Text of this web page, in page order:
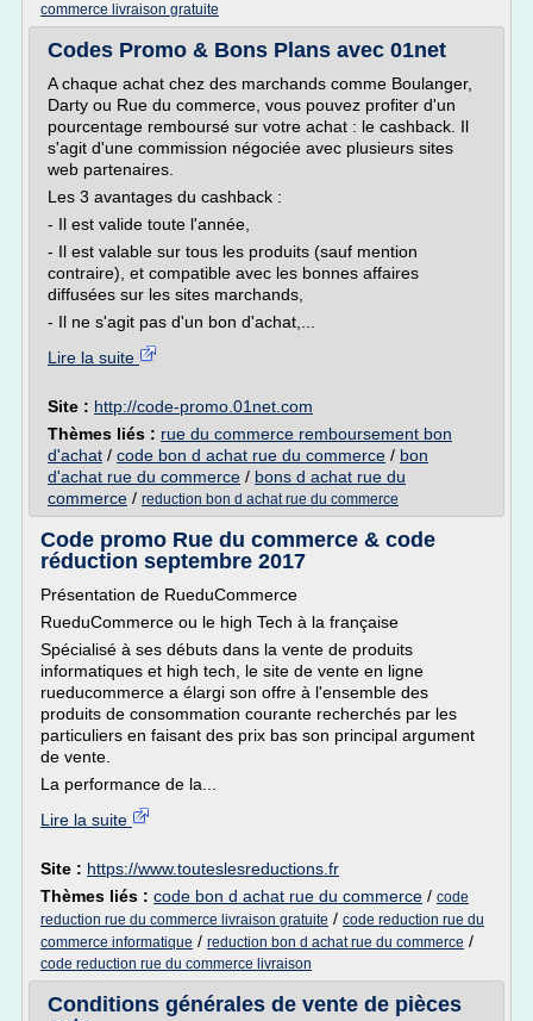
commerce livraison gratuite
Codes Promo & Bons Plans avec 01net
A chaque achat chez des marchands comme Boulanger,
Darty ou Rue du commerce, vous pouvez profiter d'un
pourcentage remboursé sur votre achat : le cashback. Il
s'agit d'une commission négociée avec plusieurs sites
web partenaires.
Les 3 avantages du cashback :
- Il est valide toute l'année,
- Il est valable sur tous les produits (sauf mention
contraire), et compatible avec les bonnes affaires
diffusées sur les sites marchands,
- Il ne s'agit pas d'un bon d'achat,...
Lire la suite
Site : http://code-promo.01net.com
Thèmes liés : rue du commerce remboursement bon
d'achat / code bon d achat rue du commerce / bon
d'achat rue du commerce / bons d achat rue du
commerce / reduction bon d achat rue du commerce
Code promo Rue du commerce & code
réduction septembre 2017
Présentation de RueduCommerce
RueduCommerce ou le high Tech à la française
Spécialisé à ses débuts dans la vente de produits
informatiques et high tech, le site de vente en ligne
rueducommerce a élargi son offre à l'ensemble des
produits de consommation courante recherchés par les
particuliers en faisant des prix bas son principal argument
de vente.
La performance de la...
Lire la suite
Site : https://www.touteslesreductions.fr
Thèmes liés : code bon d achat rue du commerce / code
reduction rue du commerce livraison gratuite / code reduction rue du
commerce informatique / reduction bon d achat rue du commerce /
code reduction rue du commerce livraison
Conditions générales de vente de pièces